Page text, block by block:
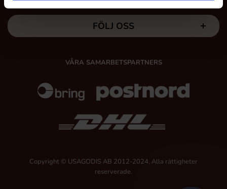
FÖLJ OSS
VÅRA SAMARBETSPARTNERS
Copyright © USAGODIS AB 2012-2024, Alla rättigheter
reserverade.